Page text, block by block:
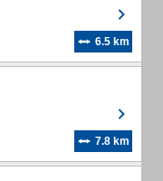
6.5 km
7.8 km